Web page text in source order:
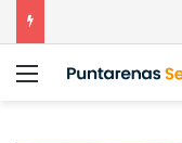
Menú